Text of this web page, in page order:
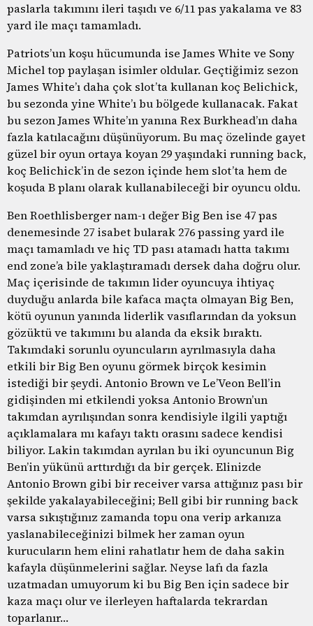
paslarla takımını ileri taşıdı ve 6/11 pas yakalama ve 83
yard ile maçı tamamladı.
Patriots’un koşu hücumunda ise James White ve Sony
Michel top paylaşan isimler oldular. Geçtiğimiz sezon
James White’ı daha çok slot’ta kullanan koç Belichick,
bu sezonda yine White’ı bu bölgede kullanacak. Fakat
bu sezon James White’ın yanına Rex Burkhead’ın daha
fazla katılacağını düşünüyorum. Bu maç özelinde gayet
güzel bir oyun ortaya koyan 29 yaşındaki running back,
koç Belichick’in de sezon içinde hem slot’ta hem de
koşuda B planı olarak kullanabileceği bir oyuncu oldu.
Ben Roethlisberger nam-ı değer Big Ben ise 47 pas
denemesinde 27 isabet bularak 276 passing yard ile
maçı tamamladı ve hiç TD pası atamadı hatta takımı
end zone’a bile yaklaştıramadı dersek daha doğru olur.
Maç içerisinde de takımın lider oyuncuya ihtiyaç
duyduğu anlarda bile kafaca maçta olmayan Big Ben,
kötü oyunun yanında liderlik vasıflarından da yoksun
gözüktü ve takımını bu alanda da eksik bıraktı.
Takımdaki sorunlu oyuncuların ayrılmasıyla daha
etkili bir Big Ben oyunu görmek birçok kesimin
istediği bir şeydi. Antonio Brown ve Le’Veon Bell’in
gidişinden mi etkilendi yoksa Antonio Brown’un
takımdan ayrılışından sonra kendisiyle ilgili yaptığı
açıklamalara mı kafayı taktı orasını sadece kendisi
biliyor. Lakin takımdan ayrılan bu iki oyuncunun Big
Ben’in yükünü arttırdığı da bir gerçek. Elinizde
Antonio Brown gibi bir receiver varsa attığınız pası bir
şekilde yakalayabileceğini; Bell gibi bir running back
varsa sıkıştığınız zamanda topu ona verip arkanıza
yaslanabileceğinizi bilmek her zaman oyun
kurucuların hem elini rahatlatır hem de daha sakin
kafayla düşünmelerini sağlar. Neyse lafı da fazla
uzatmadan umuyorum ki bu Big Ben için sadece bir
kaza maçı olur ve ilerleyen haftalarda tekrardan
toparlanır…